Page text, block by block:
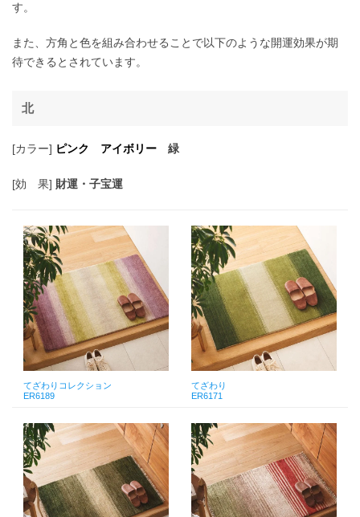
す。
また、方角と色を組み合わせることで以下のような開運効果が期
待できるとされています。
北
[カラー] ピンク アイボリー 緑
[効 果] 財運・子宝運
てざわりコレクション
ER6189
てざわり
ER6171